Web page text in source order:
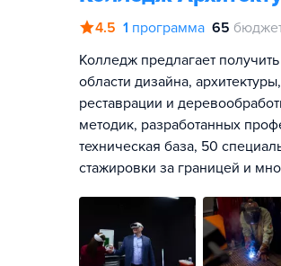
4.5 1 программа 65
Колледж предлагает
области дизайна,
реставрации и
методик, разработанных
техническая база, 50
стажировки за границей и